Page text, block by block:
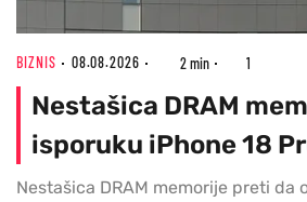
BIZNIS 08.08.2026 2 min 1
Nestašica DRAM
isporuku iPhone 18
Nestašica DRAM memorije preti da